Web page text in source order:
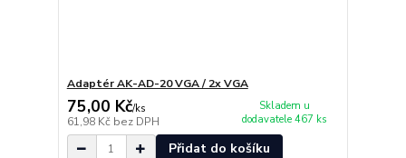
Adaptér AK-AD-20 VGA / 2x VGA
75,00 Kč/ks
61,98 Kč bez DPH
Skladem u
dodavatele 467 ks
Přidat do košíku